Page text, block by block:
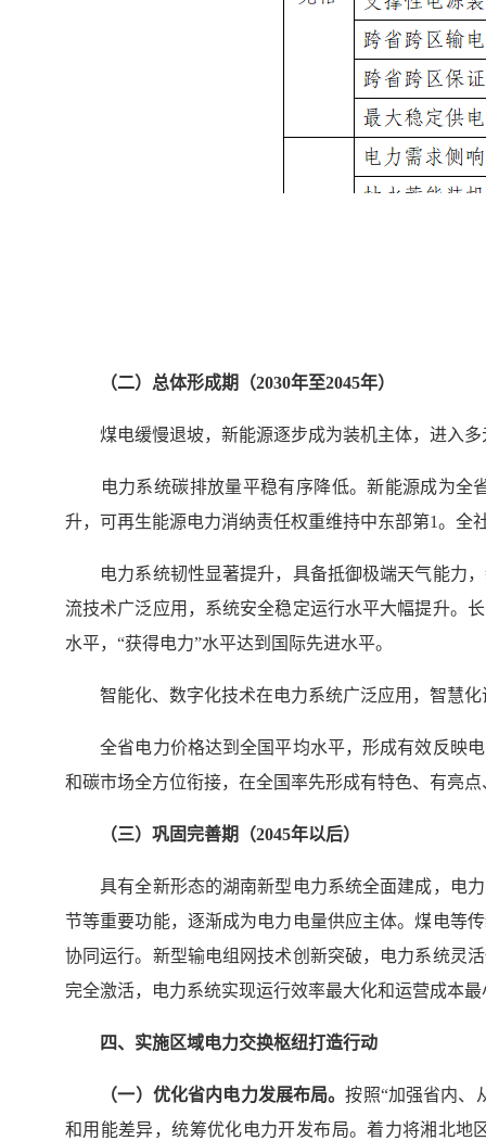
（二）总体形成期（2030年至2045年）
煤电缓慢退坡，新能源逐步成为装机主体，进入多
电力系统碳排放量平稳有序降低。新能源成为全
升，可再生能源电力消纳责任权重维持中东部第1。
电力系统韧性显著提升，具备抵御极端天气能力，
流技术广泛应用，系统安全稳定运行水平大幅提升。
水平，“获得电力”水平达到国际先进水平。
智能化、数字化技术在电力系统广泛应用，智慧化
全省电力价格达到全国平均水平，形成有效反映电
和碳市场全方位衔接，在全国率先形成有特色、有亮
（三）巩固完善期（2045年以后）
具有全新形态的湖南新型电力系统全面建成，电力
节等重要功能，逐渐成为电力电量供应主体。煤电等
协同运行。新型输电组网技术创新突破，电力系统灵
完全激活，电力系统实现运行效率最大化和运营成本最
四、实施区域电力交换枢纽打造行动
（一）优化省内电力发展布局。按照“加强省内、
和用能差异，统筹优化电力开发布局。着力将湘北